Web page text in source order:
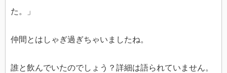
た。」
仲間とはしゃぎ過ぎちゃいましたね。
誰と飲んでいたのでしょう？詳細は語られていません。